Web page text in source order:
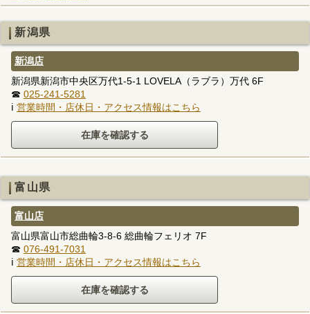
新潟県
新潟店
新潟県新潟市中央区万代1-5-1 LOVELA（ラブラ）万代 6F
☎ 025-241-5281
ℹ 営業時間・店休日・アクセス情報はこちら
富山県
富山店
富山県富山市総曲輪3-8-6 総曲輪フェリオ 7F
☎ 076-491-7031
ℹ 営業時間・店休日・アクセス情報はこちら